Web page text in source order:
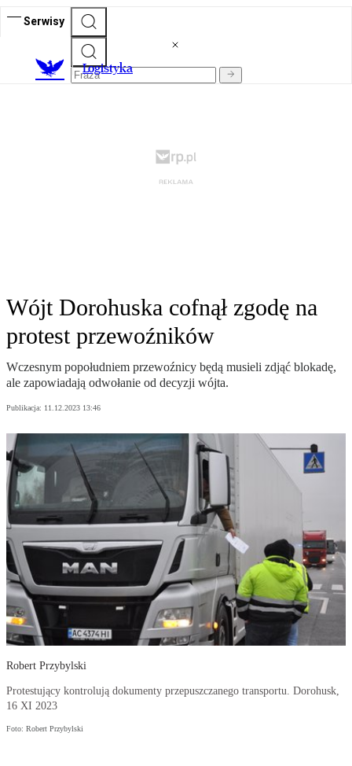
Serwisy
Logistyka
Wójt Dorohuska cofnął zgodę na
protest przewoźników
Wczesnym popołudniem przewoźnicy będą musieli zdjąć blokadę,
ale zapowiadają odwołanie od decyzji wójta.
Publikacja: 11.12.2023 13:46
Robert Przybylski
Protestujący kontrolują dokumenty przepuszczanego transportu. Dorohusk,
16 XI 2023
Foto: Robert Przybylski